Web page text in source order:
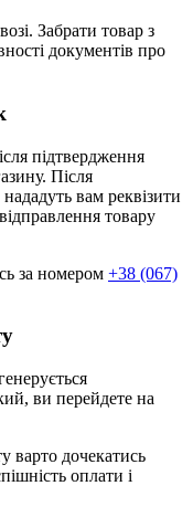
Забрати товар з
документів про
підтвердження
Після
вам реквізити
товару
за номером +38 (067)
ви перейдете на
варто дочекатись
оплати і